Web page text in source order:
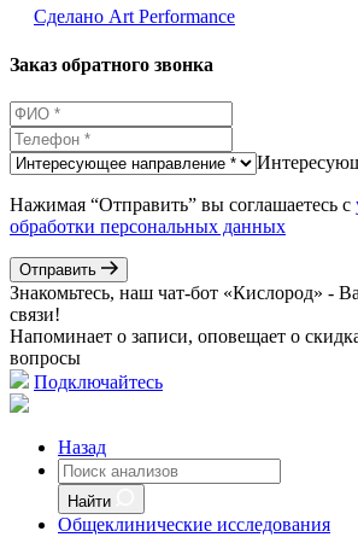
Сделано Аrt Performance
Заказ обратного звонка
Нажимая “Отправить” вы соглашаетесь с
обработки персональных данных
Отправить
Знакомьтесь, наш чат-бот «Кислород» -
связи!
Напоминает о записи, оповещает о
вопросы
Подключайтесь
Назад
Найти
Общеклинические исследования